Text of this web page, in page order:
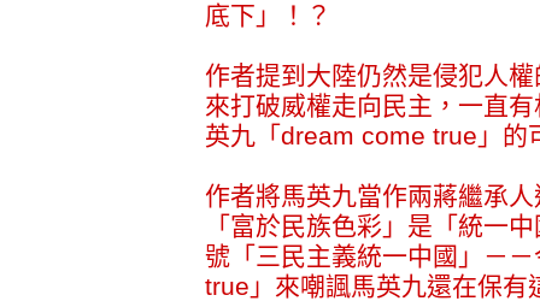
底下」！？
作者提到大陸仍然是侵犯人
來打破威權走向民主，一直
英九「dream come true」的
作者將馬英九當作兩蔣繼承
「富於民族色彩」是「統一
號「三民主義統一中國」－
true」來嘲諷馬英九還在保有